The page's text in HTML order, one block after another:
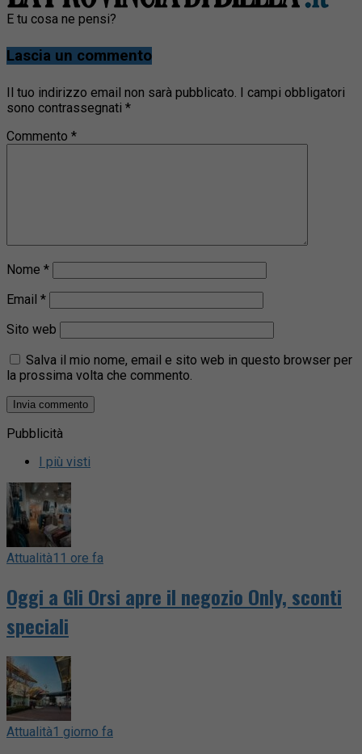
E tu cosa ne pensi?
Lascia un commento
Il tuo indirizzo email non sarà pubblicato. I campi obbligatori
sono contrassegnati *
Commento *
Nome *
Email *
Sito web
Salva il mio nome, email e sito web in questo browser per
la prossima volta che commento.
Pubblicità
I più visti
Attualità11 ore fa
Oggi a Gli Orsi apre il negozio Only, sconti
speciali
Attualità1 giorno fa